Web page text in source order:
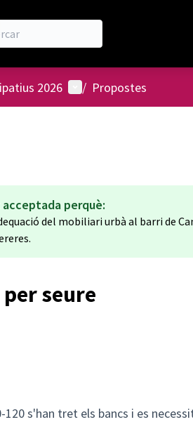
2026 Menú d'usuari
/ Propostes
perquè:
del mobiliari urbà al barri de
seure
s'han tret els bancs i es